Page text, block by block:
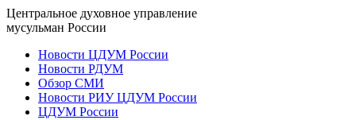
Центральное духовное управление
мусульман России
Новости ЦДУМ России
Новости РДУМ
Обзор СМИ
Новости РИУ ЦДУМ России
ЦДУМ России